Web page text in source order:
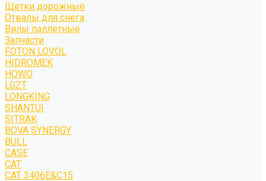
Щетки дорожные
Отвалы для снега
Вилы паллетные
Запчасти
FOTON LOVOL
HIDROMEK
HOWO
LGZT
LONGKING
SHANTUI
SITRAK
BOVA SYNERGY
BULL
CASE
CAT
CAT 3406E&C15